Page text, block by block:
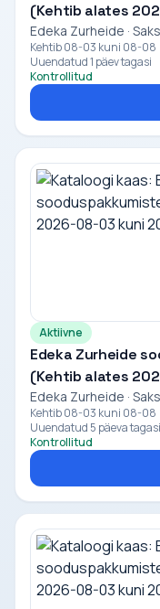
(Kehtib alates
Edeka Zurheide ·
Kehtib 08-03 kuni 08-08
Uuendatud 1 päev tagasi
Kontrollitud
Aktiivne
Edeka Zurheide
(Kehtib alates
Edeka Zurheide ·
Kehtib 08-03 kuni 08-08
Uuendatud 5 päeva tagasi
Kontrollitud